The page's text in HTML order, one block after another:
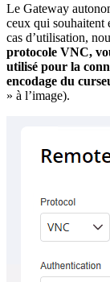
Le Gateway
ceux qui souhaitent
cas d’utilisation,
protocole VNC,
utilisé pour la
encodage du
» à l’image).